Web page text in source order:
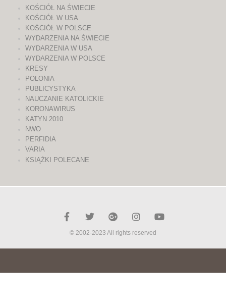
KOŚCIÓŁ NA ŚWIECIE
KOŚCIÓŁ W USA
KOŚCIÓŁ W POLSCE
WYDARZENIA NA ŚWIECIE
WYDARZENIA W USA
WYDARZENIA W POLSCE
KRESY
POLONIA
PUBLICYSTYKA
NAUCZANIE KATOLICKIE
KORONAWIRUS
KATYN 2010
NWO
PERFIDIA
VARIA
KSIĄŻKI POLECANE
© 2002-2023 All rights reserved